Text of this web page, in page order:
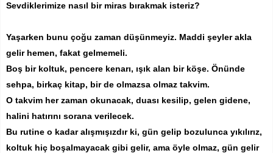
Sevdiklerimize nasıl bir miras bırakmak isteriz?
Yaşarken bunu çoğu zaman düşünmeyiz. Maddi şeyler akla
gelir hemen, fakat gelmemeli.
Boş bir koltuk, pencere kenarı, ışık alan bir köşe. Önünde
sehpa, birkaç kitap, bir de olmazsa olmaz takvim.
O takvim her zaman okunacak, duası kesilip, gelen gidene,
halini hatırını sorana verilecek.
Bu rutine o kadar alışmışızdır ki, gün gelip bozulunca yıkılırız,
koltuk hiç boşalmayacak gibi gelir, ama öyle olmaz, gün gelir